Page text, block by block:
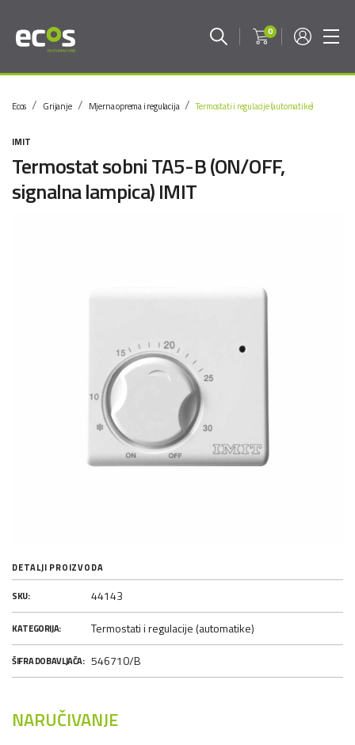
0
Ecos Grijanje Mjerna oprema i regulacija Termostati i regulacije (automatike)
IMIT
Termostat sobni TA5-B (ON/OFF,
signalna lampica) IMIT
DETALJI PROIZVODA
SKU: 44143
KATEGORIJA: Termostati i regulacije (automatike)
ŠIFRA DOBAVLJAČA: 546710/B
NARUČIVANJE